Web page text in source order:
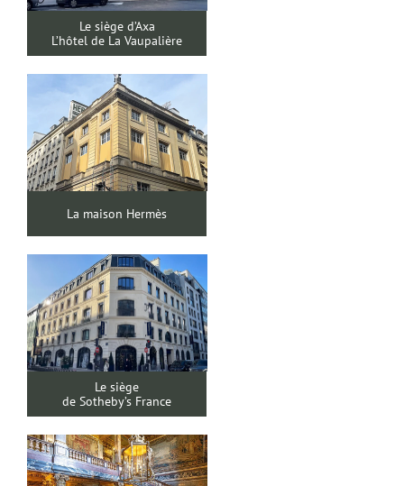
Le siège d’Axa
L’hôtel de La Vaupalière
La maison Hermès
Le siège
de Sotheby’s France